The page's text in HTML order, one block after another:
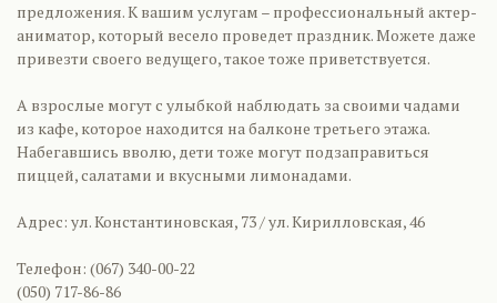
предложения. К вашим услугам – профессиональный актер-
аниматор, который весело проведет праздник. Можете даже
привезти своего ведущего, такое тоже приветствуется.
А взрослые могут с улыбкой наблюдать за своими чадами
из кафе, которое находится на балконе третьего этажа.
Набегавшись вволю, дети тоже могут подзаправиться
пиццей, салатами и вкусными лимонадами.
Адрес: ул. Константиновская, 73 / ул. Кирилловская, 46
Телефон: (067) 340-00-22
(050) 717-86-86